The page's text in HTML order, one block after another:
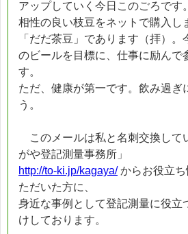
アップしていく今日このごろです
相性の良い枝豆をネットで購入し
「だだ茶豆」であります（拝）。
のビールを目標に、仕事に励んで
す。
ただ、健康が第一です。飲み過ぎ
う。
このメールは私と名刺交換して
がや登記測量事務所」
http://to-ki.jp/kagaya/からお役立ち
ただいた方に、
身近な事例として登記測量に役立
けしております。